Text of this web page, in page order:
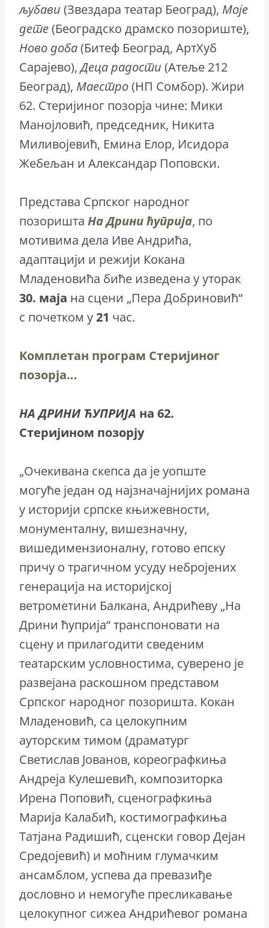
љубави (Звездара театар Београд), Моје
дете(Београдско драмско позориште),
Ново доба(Битеф Београд, АртХуб
Сарајево),Децарадости (Атеље 212
Београд), Маестро(НП Сомбор). Жири
62. Стеријиног позорја чине: Мики
Манојловић, председник, Никита
Миливојевић, Емина Елор, Исидора
Жебељан и Александар Поповски.
Представа Српског народног
позоришта На Дрини ћуприја, по
мотивима дела Иве Андрића,
адаптацији и режији Кокана
Младеновића биће изведена у уторак
30. маја на сцени „Пера Добриновић“
с почетком у21 час.
Комплетан програм Стеријиног
позорја…
НА ДРИНИ ЋУПРИЈА на 62.
Стеријином позорју
„Очекивана скепса да је уопште
могуће један од најзначајнијих романа
у историји српске књижевности,
монументалну, вишезначну,
вишедимензионалну, готово епску
причу о трагичном усуду небројених
генерација на историјској
ветрометини Балкана, Андрићеву „На
Дрини ћуприја“ транспоновати на
сцену и прилагодити сведеним
театарским условностима, суверено је
развејана раскошном представом
Српског народног позоришта. Кокан
Младеновић, са целокупним
ауторским тимом (драматург
Светислав Јованов, кореографкиња
Андреја Кулешевић, композиторка
Ирена Поповић, сценографкиња
Марија Калабић, костимографкиња
Татјана Радишић, сценски говор Дејан
Средојевић) и моћним глумачким
ансамблом, успева да превазиђе
дословно и немогуће пресликавање
целокупног сижеа Андрићевог романа